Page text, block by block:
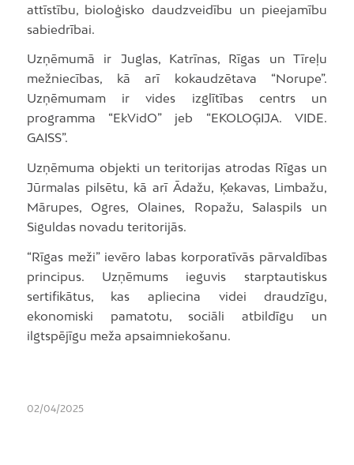
attīstību, bioloģisko daudzveidību un pieejamību
sabiedrībai.
Uzņēmumā ir Juglas, Katrīnas, Rīgas un Tīreļu
mežniecības, kā arī kokaudzētava “Norupe”.
Uzņēmumam ir vides izglītības centrs un
programma “EkVidO” jeb “EKOLOĢIJA. VIDE.
GAISS”.
Uzņēmuma objekti un teritorijas atrodas Rīgas un
Jūrmalas pilsētu, kā arī Ādažu, Ķekavas, Limbažu,
Mārupes, Ogres, Olaines, Ropažu, Salaspils un
Siguldas novadu teritorijās.
“Rīgas meži” ievēro labas korporatīvās pārvaldības
principus. Uzņēmums ieguvis starptautiskus
sertifikātus, kas apliecina videi draudzīgu,
ekonomiski pamatotu, sociāli atbildīgu un
ilgtspējīgu meža apsaimniekošanu.
02/04/2025